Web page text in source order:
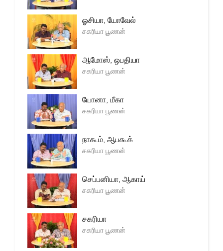
ஓசியா, யோவேல்
சகரியா பூணன்
ஆமோஸ், ஒபதியா
சகரியா பூணன்
யோனா, மீகா
சகரியா பூணன்
நாகூம், ஆபகூக்
சகரியா பூணன்
செப்பனியா, ஆகாய்
சகரியா பூணன்
சகரியா
சகரியா பூணன்